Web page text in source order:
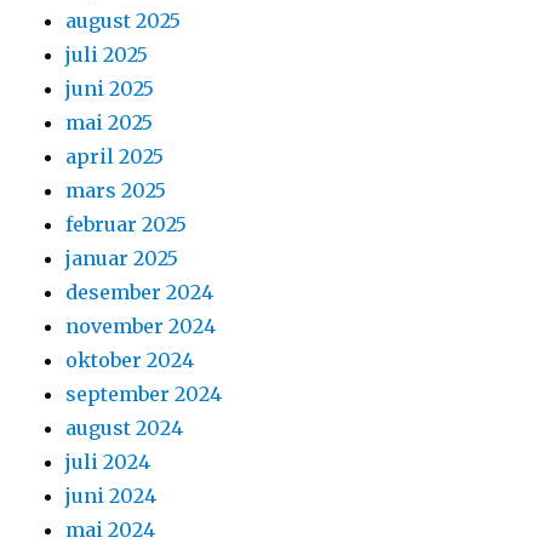
august 2025
juli 2025
juni 2025
mai 2025
april 2025
mars 2025
februar 2025
januar 2025
desember 2024
november 2024
oktober 2024
september 2024
august 2024
juli 2024
juni 2024
mai 2024